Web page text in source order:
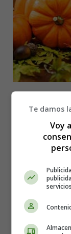
Acción de
poemas
poems
textos en
Leer más:
Te damos
Voy
servicios